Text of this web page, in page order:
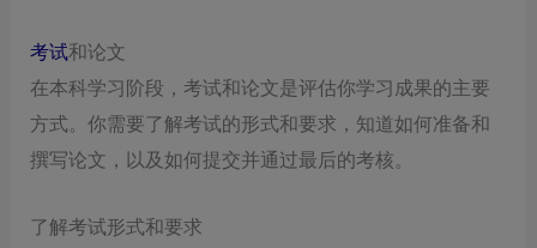
考试和论文
在本科学习阶段，考试和论文是评估你学习成果的主要
方式。你需要了解考试的形式和要求，知道如何准备和
撰写论文，以及如何提交并通过最后的考核。
了解考试形式和要求